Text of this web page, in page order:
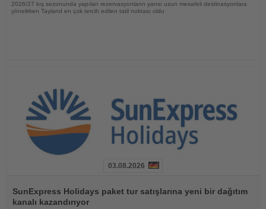
2026/27 kış sezonunda yapılan rezervasyonların yarısı uzun mesafeli destinasyonlara
yönelirken Tayland en çok tercih edilen tatil noktası oldu
Oku
03.08.2026
SunExpress Holidays paket tur satışlarına yeni bir dağıtım
kanalı kazandırıyor